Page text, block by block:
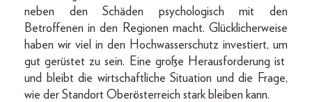
neben den Schäden psychologisch mit den
Betroffenen in den Regionen macht. Glücklicherweise
haben wir viel in den Hochwasserschutz investiert, um
gut gerüstet zu sein. Eine große Herausforderung ist
und bleibt die wirtschaftliche Situation und die Frage,
wie der Standort Oberösterreich stark bleiben kann.